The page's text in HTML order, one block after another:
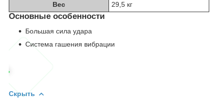
Вес
29,5 кг
Основные особенности
Большая сила удара
Система гашения вибрации
Скрыть